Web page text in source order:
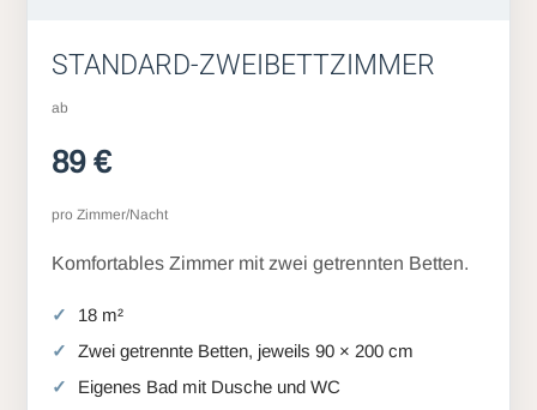
STANDARD-ZWEIBETTZIMMER
ab
89 €
pro Zimmer/Nacht
Komfortables Zimmer mit zwei getrennten Betten.
18 m²
Zwei getrennte Betten, jeweils 90 × 200 cm
Eigenes Bad mit Dusche und WC